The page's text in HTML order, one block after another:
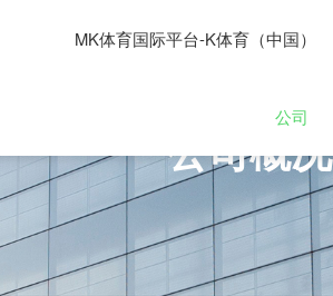
MK体育国际平台-K体育（中国）
公司
公司概况